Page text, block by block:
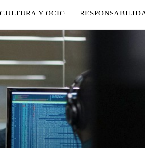
CULTURA Y OCIO